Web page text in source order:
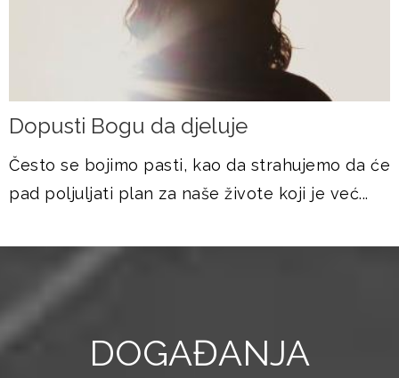
Dopusti Bogu da djeluje
Često se bojimo pasti, kao da strahujemo da će
pad poljuljati plan za naše živote koji je već...
DOGAĐANJA